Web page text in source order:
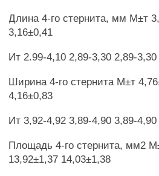
Длина 4-го стернита, мм М±т
3,16±0,41
Ит 2.99-4,10 2,89-3,30 2,89-
Ширина 4-го стернита М±т
4,16±0,83
Ит 3,92-4,92 3,89-4,90 3,89-
Площадь 4-го стернита, мм2
13,92±1,37 14,03±1,38